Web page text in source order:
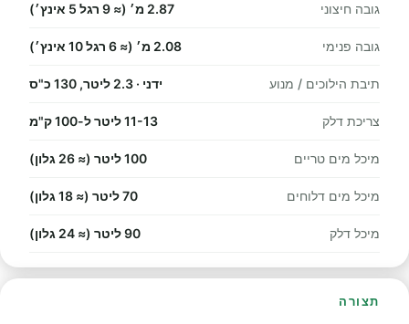
גובה חיצוני 2.87 מ׳ (≈ 9 רגל 5 אינץ׳)
גובה פנימי 2.08 מ׳ (≈ 6 רגל 10 אינץ׳)
תיבת הילוכים / מנוע ידני · 2.3 ליטר, 130 כ"ס
צריכת דלק 11-13 ליטר ל-100 ק"מ
מיכל מים טריים 100 ליטר (≈ 26 גלון)
מיכל מים דלוחים 70 ליטר (≈ 18 גלון)
מיכל דלק 90 ליטר (≈ 24 גלון)
תצורה